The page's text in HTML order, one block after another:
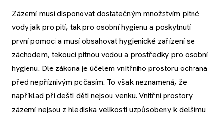
Zázemí musí disponovat dostatečným množstvím pitné
vody jak pro pití, tak pro osobní hygienu a poskytnutí
první pomoci a musí obsahovat hygienické zařízení se
záchodem, tekoucí pitnou vodou a prostředky pro osobní
hygienu. Dle zákona je účelem vnitřního prostoru ochrana
před nepříznivým počasím. To však neznamená, že
například při dešti děti nejsou venku. Vnitřní prostory
zázemí nejsou z hlediska velikosti uzpůsobeny k delšímu